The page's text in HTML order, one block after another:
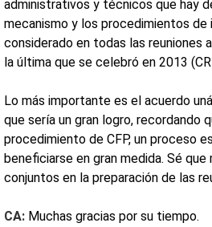
administrativos y técnicos que hay
mecanismo y los procedimientos de
considerado en todas las reuniones
la última que se celebró en 2013
Lo más importante es el acuerdo
que sería un gran logro, recordando
procedimiento de CFP, un proceso
beneficiarse en gran medida. Sé
conjuntos en la preparación de las
CA: Muchas gracias por su tiempo.